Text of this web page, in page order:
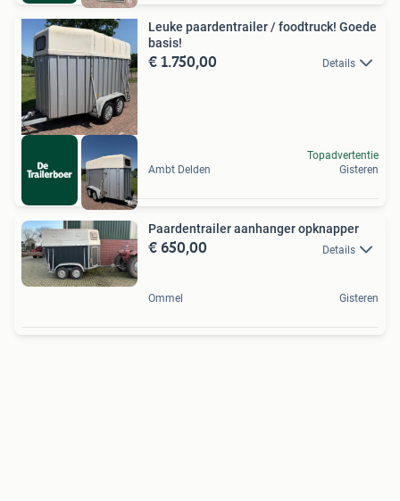
Leuke paardentrailer / foodtruck! Goede
basis!
€ 1.750,00 Details
Ambt Delden
Topadvertentie
Gisteren
Paardentrailer aanhanger opknapper
€ 650,00 Details
Ommel Gisteren